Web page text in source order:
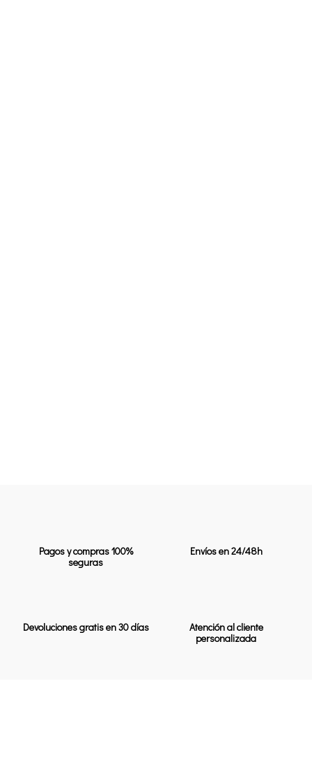
Pagos y compras 100%
seguras
Envíos en 24/48h
Devoluciones gratis en 30 días
Atención al cliente
personalizada